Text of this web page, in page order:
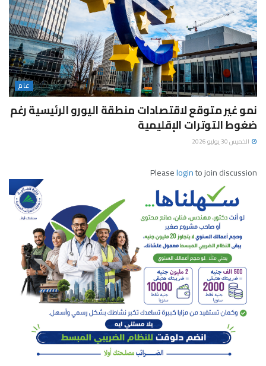
عام
نمو غير متوقع لاقتصادات منطقة اليورو الرئيسية رغم
ضغوط التوترات الإقليمية
الخميس 30 يوليو 2026
Pleaseloginto join discussion